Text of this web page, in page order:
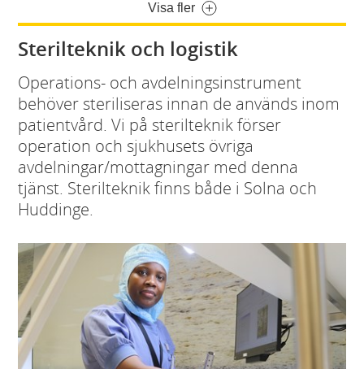
Visa fler
Sterilteknik och logistik
Operations- och avdelningsinstrument
behöver steriliseras innan de används inom
patientvård. Vi på sterilteknik förser
operation och sjukhusets övriga
avdelningar/mottagningar med denna
tjänst. Sterilteknik finns både i Solna och
Huddinge.